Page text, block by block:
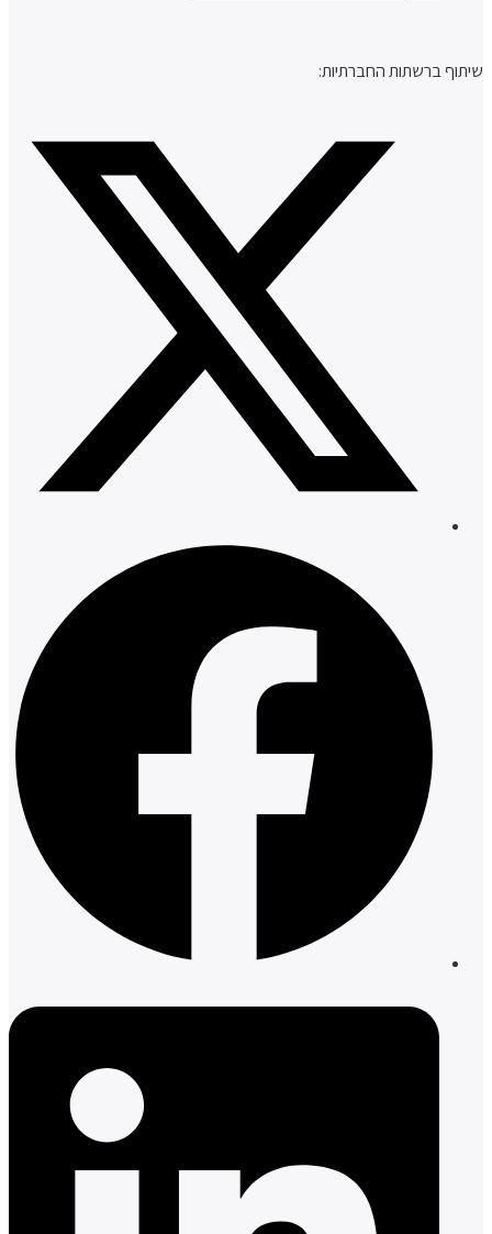
שיתוף ברשתות החברתיות: